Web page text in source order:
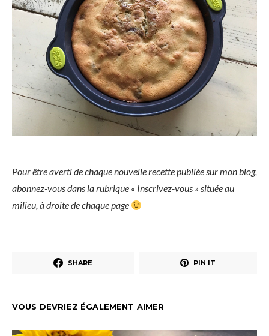
Pour être averti de chaque nouvelle recette publiée sur mon blog,
abonnez-vous dans la rubrique « Inscrivez-vous » située au
milieu, à droite de chaque page
SHARE PIN IT
VOUS DEVRIEZ ÉGALEMENT AIMER